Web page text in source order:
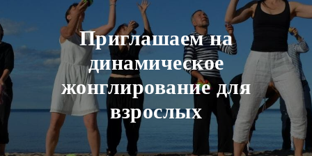
Приглашаем на
динамическое
жонглирование для
взрослых